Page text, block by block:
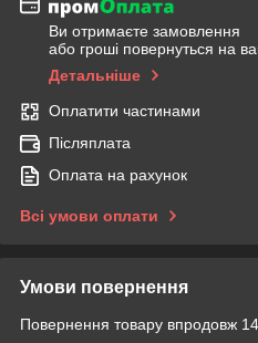
Ви отримаєте замовлення
або гроші повернуться на
Детальніше
Оплатити частинами
Післяплата
Оплата на рахунок
Всі умови оплати
Умови повернення
Повернення товару впродовж